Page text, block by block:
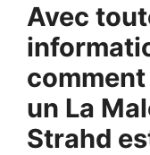
Avec
un La
Strahd